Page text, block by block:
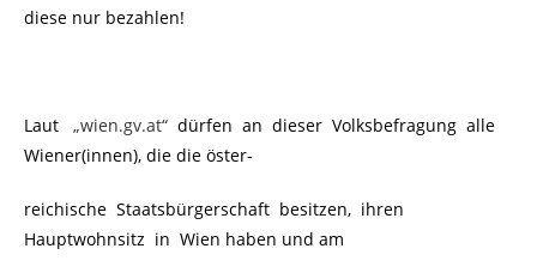
diese nur bezahlen!
Laut „wien.gv.at“ dürfen an dieser Volksbefragung alle
Wiener(innen), die die öster-
reichische Staatsbürgerschaft besitzen, ihren
Hauptwohnsitz in Wien haben und am